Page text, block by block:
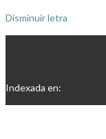
Disminuir letra
Indexada en: